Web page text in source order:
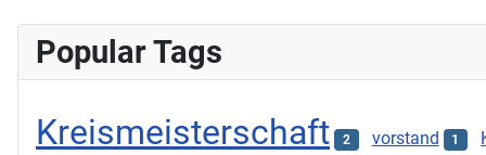
Popular Tags
Kreismeisterschaft 2 vorstand 1